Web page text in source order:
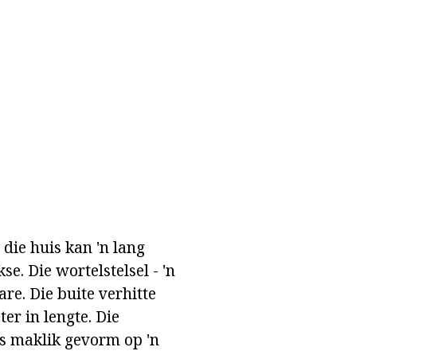
huis kan 'n lang
Die wortelstelsel - 'n
Die buite verhitte
in lengte. Die
maklik gevorm op 'n